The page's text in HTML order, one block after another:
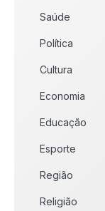
Saúde
Política
Cultura
Economia
Educação
Esporte
Região
Religião